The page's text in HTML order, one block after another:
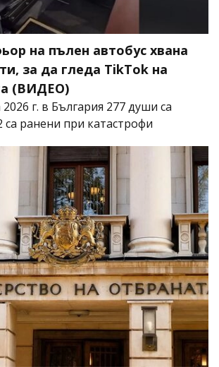
на пълен автобус хвана
за да гледа TikTok на
(ВИДЕО)
г. в България 277 души са
са ранени при катастрофи